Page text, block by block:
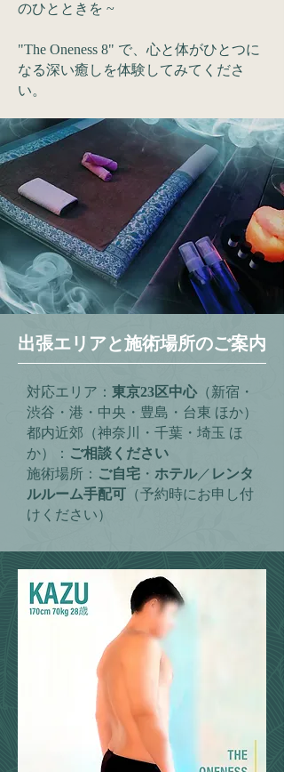
のひとときを ~
​"The Oneness 8" で、心と体がひとつに
なる深い癒しを体験してみてくださ
い。
​出張エリアと施術場所のご案内
対応エリア： 東京23区中心（新宿・
渋谷・港・中央・豊島・台東 ほか）
都内近郊（神奈川・千葉・埼玉 ほ
か）： ご相談ください
施術場所： ご自宅 ・ ホテル／ レンタ
ルルーム手配可 （予約時にお申し付
けください）